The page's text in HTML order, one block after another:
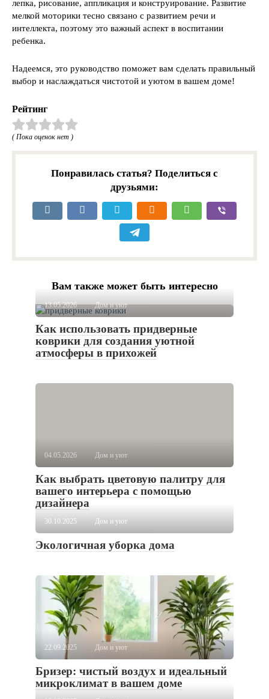
лепка, рисование, аппликация и конструирование. Развитие
мелкой моторики тесно связано с развитием речи и
интеллекта, поэтому это важный аспект в воспитании
ребенка.
Надеемся, это руководство поможет вам сделать правильный
выбор и наслаждаться чистотой и уютом в вашем доме!
Рейтинг
( Пока оценок нет )
Понравилась статья? Поделиться с
друзьями:
Вам также может быть интересно
13.05.2026 Дом и уют
Как использовать придверные
коврики для создания уютной
атмосферы в прихожей
04.05.2026 Дом и уют
Как выбрать цветовую палитру для
вашего интерьера с помощью
дизайнера
30.10.2025 Дом и уют
Экологичная уборка дома
22.09.2025 Дом и уют
Бризер: чистый воздух и идеальный
микроклимат в вашем доме